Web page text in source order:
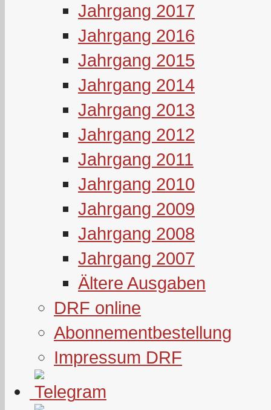
Jahrgang 2017
Jahrgang 2016
Jahrgang 2015
Jahrgang 2014
Jahrgang 2013
Jahrgang 2012
Jahrgang 2011
Jahrgang 2010
Jahrgang 2009
Jahrgang 2008
Jahrgang 2007
Ältere Ausgaben
DRF online
Abonnementbestellung
Impressum DRF